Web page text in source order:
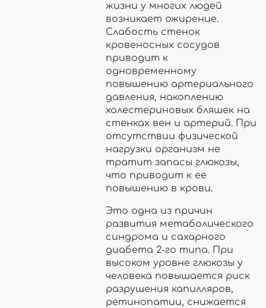
жизни у многих людей
возникает ожирение.
Слабость стенок
кровеносных сосудов
приводит к
одновременному
повышению артериального
давления, накоплению
холестериновых бляшек на
стенках вен и артерий. При
отсутствии физической
нагрузки организм не
тратит запасы глюкозы,
что приводит к ее
повышению в крови.
Это одна из причин
развития метаболического
синдрома и сахарного
диабета 2-го типа. При
высоком уровне глюкозы у
человека повышается риск
разрушения капилляров,
ретинопатии, снижается